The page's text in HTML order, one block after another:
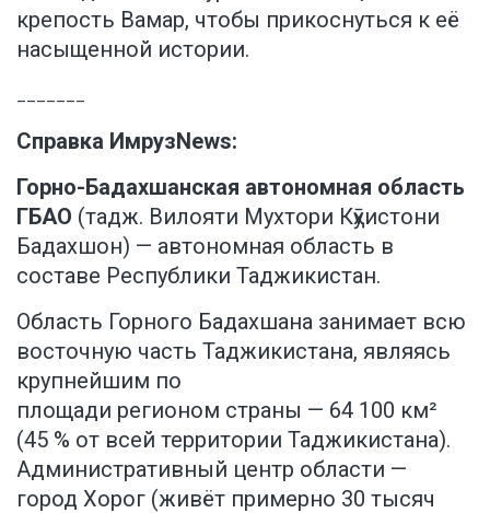
крепость Вамар, чтобы прикоснуться к её
насыщенной истории.
Справка ИмрузNews:
Горно-Бадахшанская автономная область
ГБАО (тадж. Вилояти Мухтори Кӯҳистони
Бадахшон) — автономная область в
составе Республики Таджикистан.
Область Горного Бадахшана занимает всю
восточную часть Таджикистана, являясь
крупнейшим по
площади регионом страны — 64 100 км²
(45 % от всей территории Таджикистана).
Административный центр области —
город Хорог (живёт примерно 30 тысяч